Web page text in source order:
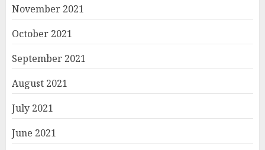
November 2021
October 2021
September 2021
August 2021
July 2021
June 2021